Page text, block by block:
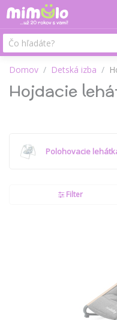
Domov Detská izba
Hojdacie
Polohovacie
Filter